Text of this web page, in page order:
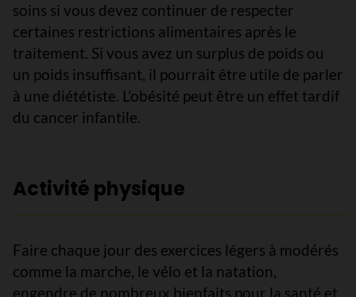
soins si vous devez continuer de respecter
certaines restrictions alimentaires après le
traitement. Si vous avez un surplus de poids ou
un poids insuffisant, il pourrait être utile de parler
à une diététiste. L’obésité peut être un effet tardif
du cancer infantile.
Activité physique
Faire chaque jour des exercices légers à modérés
comme la marche, le vélo et la natation,
engendre de nombreux bienfaits pour la santé et